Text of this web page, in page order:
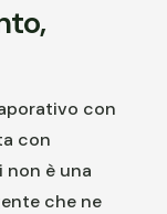
con
con
non è una
che ne